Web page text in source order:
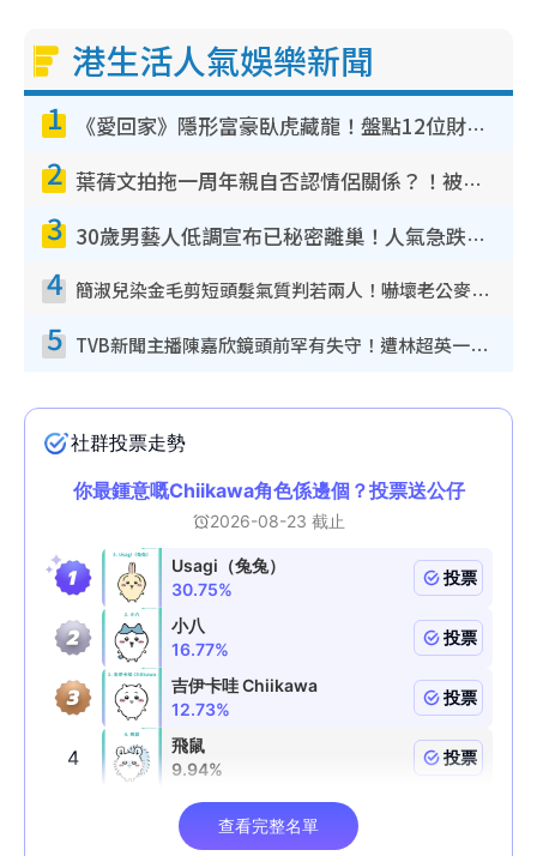
港生活人氣娛樂新聞
1 《愛回家》隱形富豪臥虎藏龍！盤點12位財氣逼人的有錢藝人：呢位靚女3億身家唔憂做
2 葉蒨文拍拖一周年親自否認情侶關係？！被質疑感情造假竟稱GM「普通同事」
3 30歲男藝人低調宣布已秘密離巢！人氣急跌變失蹤人口︰「這幾年過得並不容易」
4 簡淑兒染金毛剪短頭髮氣質判若兩人！嚇壞老公麥大力都認唔出：「你做咩事？」
5 TVB新聞主播陳嘉欣鏡頭前罕有失守！遭林超英一句說話突襲嚇親當場大笑